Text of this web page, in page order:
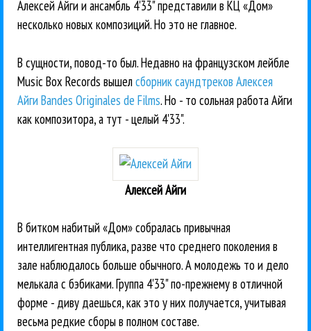
Алексей Айги и ансамбль 4'33" представили в КЦ «Дом»
несколько новых композиций. Но это не главное.
В сущности, повод-то был. Недавно на французском лейбле
Music Box Records вышелсборник саундтреков Алексея
Айги Bandes Originales de Films. Но - то сольная работа Айги
как композитора, а тут - целый 4'33".
Алексей Айги
В битком набитый «Дом» собралась привычная
интеллигентная публика, разве что среднего поколения в
зале наблюдалось больше обычного. А молодежь то и дело
мелькала с бэбиками. Группа 4'33" по-прежнему в отличной
форме - диву даешься, как это у них получается, учитывая
весьма редкие сборы в полном составе.